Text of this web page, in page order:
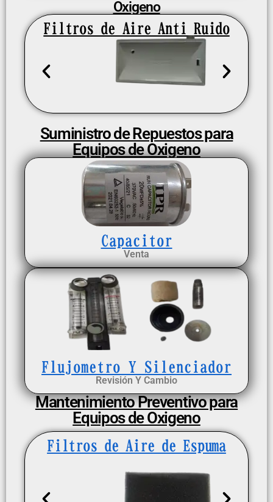
Oxigeno
Filtros de Aire Anti Ruido
Suministro de Repuestos para
Equipos de Oxigeno
Capacitor
Venta
Flujometro Y Silenciador
Revisión Y Cambio
Mantenimiento Preventivo para
Equipos de Oxigeno
Filtros de Aire de Espuma